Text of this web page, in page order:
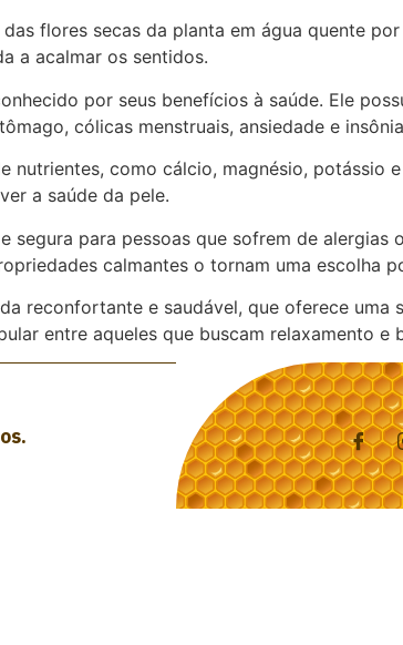
flores secas da planta em água quente
a acalmar os sentidos.
por seus benefícios à saúde. Ele
cólicas menstruais, ansiedade e
nutrientes, como cálcio, magnésio, potássio
a saúde da pele.
segura para pessoas que sofrem de alergias
calmantes o tornam uma escolha
reconfortante e saudável, que oferece uma
entre aqueles que buscam relaxamento e